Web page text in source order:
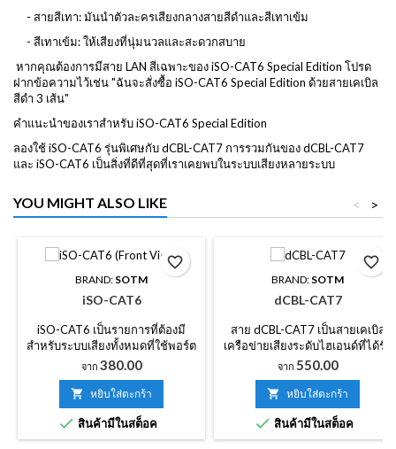
- สายสีเทา: มันนำตัวละครเสียงกลางสายสีดำและสีเทาเข้ม
- สีเทาเข้ม: ให้เสียงที่นุ่มนวลและสะดวกสบาย
หากคุณต้องการมีสาย LAN สีเฉพาะของ iSO-CAT6 Special Edition โปรด
ฝากข้อความไว้เช่น "ฉันจะสั่งซื้อ iSO-CAT6 Special Edition ด้วยสายเคเบิล
สีดำ 3 เส้น"
คำแนะนำของเราสำหรับ iSO-CAT6 Special Edition
ลองใช้ iSO-CAT6 รุ่นพิเศษกับ dCBL-CAT7 การรวมกันของ dCBL-CAT7
และ iSO-CAT6 เป็นสิ่งที่ดีที่สุดที่เราเคยพบในระบบเสียงหลายระบบ
YOU MIGHT ALSO LIKE >
<
BRAND: SOTM
iSO-CAT6
iSO-CAT6 เป็นรายการที่ต้องมี
สำหรับระบบเสียงทั้งหมดที่ใช้พอร์ต
LAN โดยไม่คำนึงถึงราคาและ
มูลค่าของระบบเสียงแต่ละระบบ
เช่นกันจะได้รับการปรับปรุงเสียงที่ดี
ขึ้นหากคุณใช้ iSO-CAT6 ร่วมกับ
dCBL-CAT6 หรือ dCBL-CAT7 ซึ่ง
เป็นสาย LAN ที่ผลิตโดยเทคโนโลยี
จาก ราคา
380.00
 หยิบใส่ตะกร้า
 สินค้ามีในสต็อค
favorite_border
BRAND: SOTM
dCBL-CAT7
สาย dCBL-CAT7 เป็นสายเคเบิล
เครือข่ายเสียงระดับไฮเอนด์ที่ได้รับ
การออกแบบมาเป็นพิเศษพร้อมกับ
ลักษณะเสียงที่ยอดเยี่ยมและให้การ
ส่งสัญญาณที่มีความเสถียรและ
ความเร็วสูงเป็นพิเศษ
จาก ราคา
550.00
 หยิบใส่ตะกร้า
 สินค้ามีในสต็อค
favorite_border